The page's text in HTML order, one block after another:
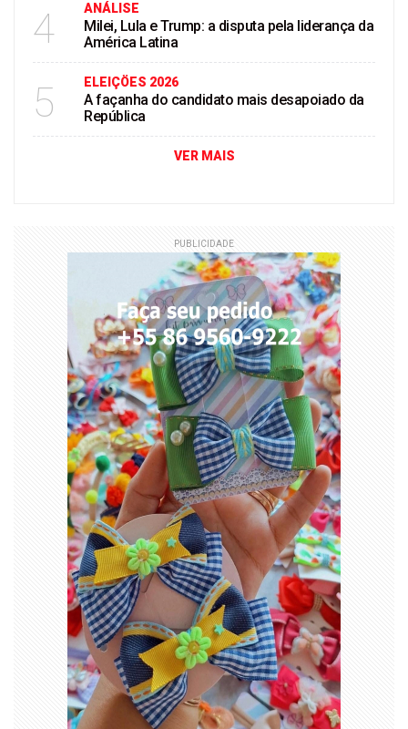
4 ANÁLISE
Milei, Lula e Trump: a disputa pela liderança da
América Latina
5 ELEIÇÖES 2026
A façanha do candidato mais desapoiado da
República
VER MAIS
PUBLICIDADE